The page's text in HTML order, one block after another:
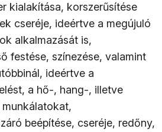
kialakítása, korszerűsítése
cseréje, ideértve a megújuló
alkalmazását is,
festése, színezése, valamint
ideértve a
a hő-, hang-, illetve
beépítése, cseréje, redőny,